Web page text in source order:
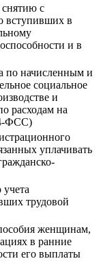
снятию с
вступивших в
и в
по начисленным и
социальное
и
расходам на
4-ФСС)
уплачивать
трудовой
женщинам,
в ранние
его выплаты